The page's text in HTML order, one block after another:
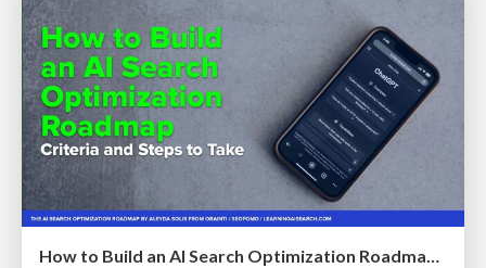
How to Build an AI Search Optimization Roadmap - Criteria and Steps to Take #SEOIRL